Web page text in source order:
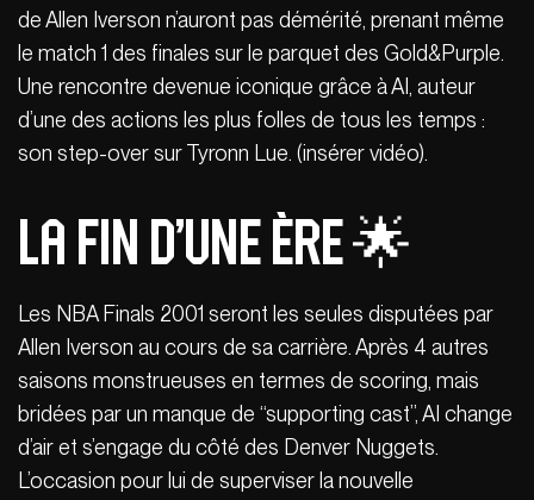
de Allen Iverson n’auront pas démérité, prenant même
le match 1 des finales sur le parquet des Gold&Purple.
Une rencontre devenue iconique grâce à AI, auteur
d’une des actions les plus folles de tous les temps :
son step-over sur Tyronn Lue. (insérer vidéo).
La fin d’une ère 🌟
Les NBA Finals 2001 seront les seules disputées par
Allen Iverson au cours de sa carrière. Après 4 autres
saisons monstrueuses en termes de scoring, mais
bridées par un manque de “supporting cast”, AI change
d’air et s’engage du côté des Denver Nuggets.
L’occasion pour lui de superviser la nouvelle